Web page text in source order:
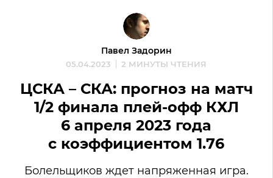
Павел Задорин
05.04.2023 2 МИНУТЫ ЧТЕНИЯ
ЦСКА – СКА: прогноз на матч
1/2 финала плей-офф КХЛ
6 апреля 2023 года
с коэффициентом 1.76
Болельщиков ждет напряженная игра.